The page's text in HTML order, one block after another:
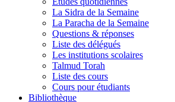
La Sidra de la Semaine
La Paracha de la Semaine
Questions & réponses
Liste des délégués
Les institutions scolaires
Talmud Torah
Liste des cours
Cours pour étudiants
Bibliothèque